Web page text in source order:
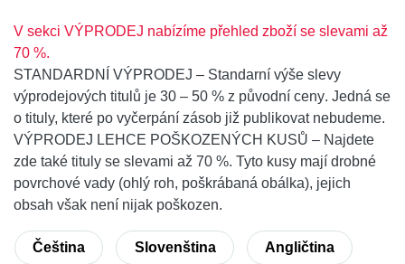
V sekci VÝPRODEJ nabízíme přehled zboží se slevami až
70 %.
STANDARDNÍ VÝPRODEJ – Standarní výše slevy
výprodejových titulů je 30 – 50 % z původní ceny. Jedná se
o tituly, které po vyčerpání zásob již publikovat nebudeme.
VÝPRODEJ LEHCE POŠKOZENÝCH KUSŮ – Najdete
zde také tituly se slevami až 70 %. Tyto kusy mají drobné
povrchové vady (ohlý roh, poškrábaná obálka), jejich
obsah však není nijak poškozen.
Čeština Slovenština Angličtina